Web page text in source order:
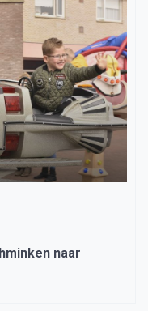
naar